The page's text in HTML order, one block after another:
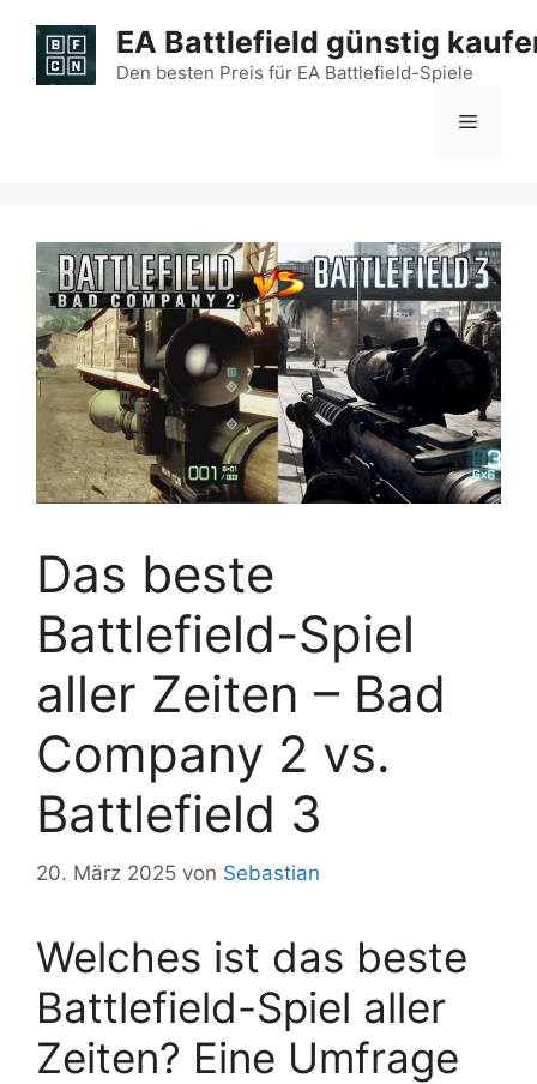
Inhalt
springen
EA Battlefield günstig
Den besten Preis für EA Battlefield-Spiele
Menü
Das beste
Battlefield-Spiel
aller Zeiten – Bad
Company 2 vs.
Battlefield 3
20. März 2025 von Sebastian
Welches ist das beste
Battlefield-Spiel aller
Zeiten? Eine Umfrage